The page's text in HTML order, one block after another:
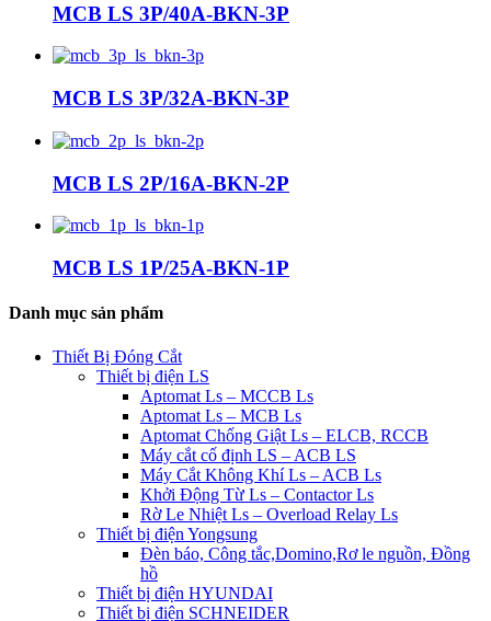
MCB LS 3P/40A-BKN-3P
MCB LS 3P/32A-BKN-3P
MCB LS 2P/16A-BKN-2P
MCB LS 1P/25A-BKN-1P
Danh mục sản phẩm
Thiết Bị Đóng Cắt
Thiết bị điện LS
Aptomat Ls – MCCB Ls
Aptomat Ls – MCB Ls
Aptomat Chống Giật Ls – ELCB, RCCB
Máy cắt cố định LS – ACB LS
Máy Cắt Không Khí Ls – ACB Ls
Khởi Động Từ Ls – Contactor Ls
Rờ Le Nhiệt Ls – Overload Relay Ls
Thiết bị điện Yongsung
Đèn báo, Công tắc,Domino,Rơ le nguồn, Đồng
hồ
Thiết bị điện HYUNDAI
Thiết bị điện SCHNEIDER